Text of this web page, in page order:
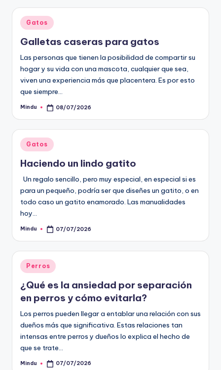
Publicado
en
Gatos
Galletas caseras para gatos
Las personas que tienen la posibilidad de compartir su
hogar y su vida con una mascota, cualquier que sea,
viven una experiencia más que placentera. Es por esto
que siempre…
Publicado
Mindu 08/07/2026
Publicado
en
Gatos
Haciendo un lindo gatito
Un regalo sencillo, pero muy especial, en especial si es
para un pequeño, podría ser que diseñes un gatito, o en
todo caso un gatito enamorado. Las manualidades
hoy…
Publicado
Mindu 07/07/2026
Publicado
en
Perros
¿Qué es la ansiedad por separación
en perros y cómo evitarla?
Los perros pueden llegar a entablar una relación con sus
dueños más que significativa. Estas relaciones tan
intensas entre perros y dueños lo explica el hecho de
que se trate…
Publicado
Mindu 07/07/2026